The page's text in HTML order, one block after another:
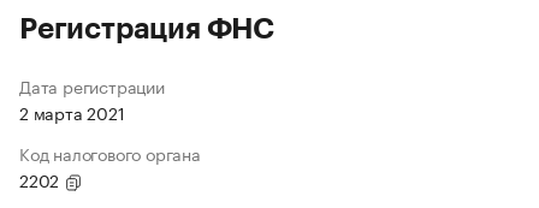
Регистрация ФНС
Дата регистрации
2 марта 2021
Код налогового органа
2202